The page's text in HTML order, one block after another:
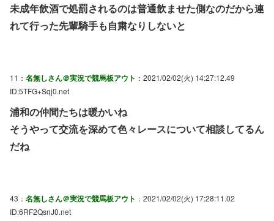
未成年飲酒で処罰されるのは普通飲ませた側なのだから連
れて行った先輩騎手も自粛なりしないと
11： 名無しさん＠実況で競馬板アウト ：2021/02/02(火) 14:27:12.49
ID:5TFG+Sqj0.net
浦和の仲間たちは暖かいね
そうやって交流を深めて色々レースについて相談してるん
だね
43： 名無しさん＠実況で競馬板アウト ：2021/02/02(火) 17:28:11.02
ID:6RF2QsnJ0.net